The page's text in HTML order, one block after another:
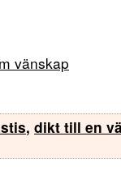
vänskap
, dikt till en